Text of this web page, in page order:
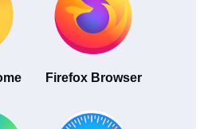
Firefox Browser